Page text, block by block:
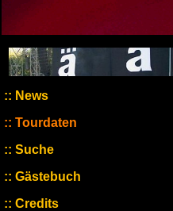
News
Tourdaten
Suche
Gästebuch
Credits